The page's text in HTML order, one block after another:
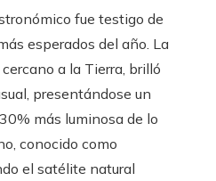
fue testigo de
esperados del año. La
a la Tierra, brilló
presentándose un
más luminosa de lo
conocido como
el satélite natural